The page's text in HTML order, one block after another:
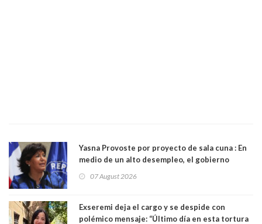
Yasna Provoste por proyecto de sala cuna : En
medio de un alto desempleo, el gobierno
07 August 2026
Exseremi deja el cargo y se despide con
polémico mensaje: “Último día en esta tortura